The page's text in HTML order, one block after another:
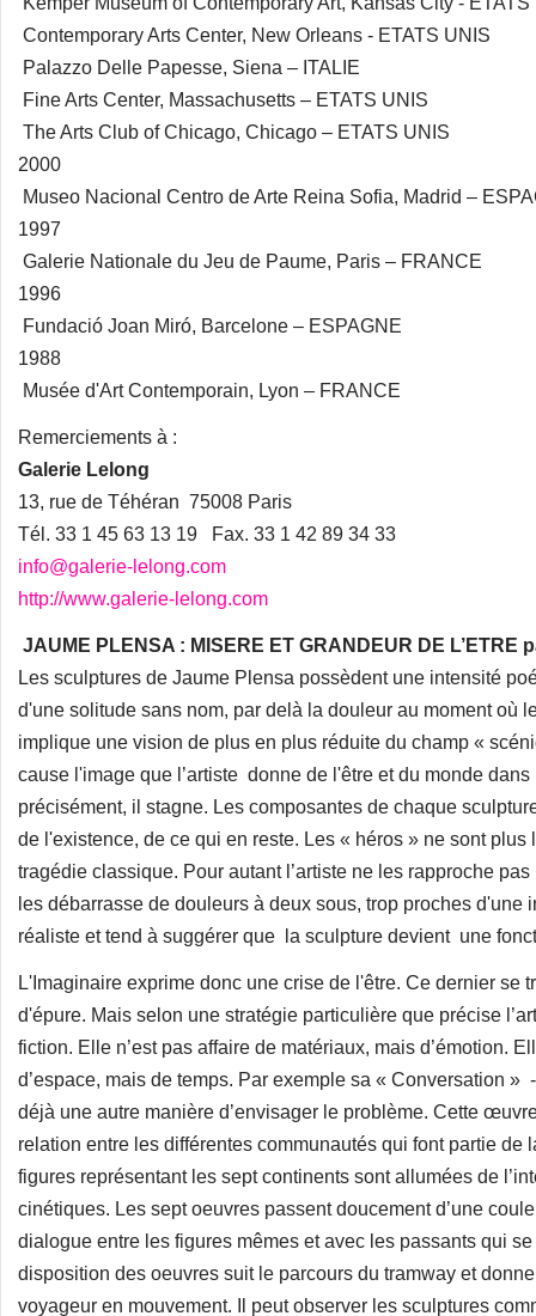
Contemporary Arts Center, New Orleans - ETATS UNIS
Palazzo Delle Papesse, Siena – ITALIE
Fine Arts Center, Massachusetts – ETATS UNIS
The Arts Club of Chicago, Chicago – ETATS UNIS
2000
Museo Nacional Centro de Arte Reina Sofia, Madrid –
1997
Galerie Nationale du Jeu de Paume, Paris – FRANCE
1996
Fundació Joan Miró, Barcelone – ESPAGNE
1988
Musée d'Art Contemporain, Lyon – FRANCE
Remerciements à :
Galerie Lelong
13, rue de Téhéran 75008 Paris
Tél. 33 1 45 63 13 19 Fax. 33 1 42 89 34 33
info@galerie-lelong.com
http://www.galerie-lelong.com
JAUME PLENSA : MISERE ET GRANDEUR DE L’ETRE
Les sculptures de Jaume Plensa possèdent une intensité
d'une solitude sans nom, par delà la douleur au moment où
implique une vision de plus en plus réduite du champ «
cause l'image que l’artiste donne de l'être et du monde
précisément, il stagne. Les composantes de chaque
de l'existence, de ce qui en reste. Les « héros » ne sont
tragédie classique. Pour autant l’artiste ne les rapproche
les débarrasse de douleurs à deux sous, trop proches d'une
réaliste et tend à suggérer que la sculpture devient une
L'Imaginaire exprime donc une crise de l'être. Ce dernier se
d'épure. Mais selon une stratégie particulière que précise
fiction. Elle n’est pas affaire de matériaux, mais d’émotion.
d’espace, mais de temps. Par exemple sa « Conversation »
déjà une autre manière d’envisager le problème. Cette
relation entre les différentes communautés qui font partie de
figures représentant les sept continents sont allumées de
cinétiques. Les sept oeuvres passent doucement d’une
dialogue entre les figures mêmes et avec les passants qui
disposition des oeuvres suit le parcours du tramway et
voyageur en mouvement. Il peut observer les sculptures